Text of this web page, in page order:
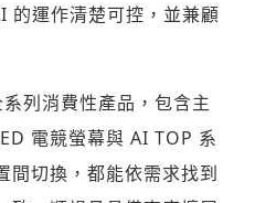
的運作清楚可控，並兼顧
列消費性產品，包含主
電競螢幕與 AI TOP 系
間切換，都能依需求找到